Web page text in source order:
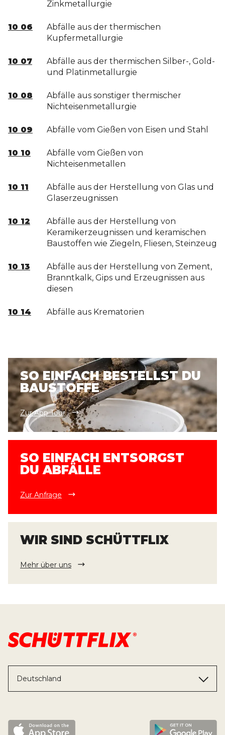
Zinkmetallurgie
10 06
Abfälle aus der thermischen
Kupfermetallurgie
10 07
Abfälle aus der thermischen Silber-, Gold-
und Platinmetallurgie
10 08
Abfälle aus sonstiger thermischer
Nichteisenmetallurgie
10 09 Abfälle vom Gießen von Eisen und Stahl
10 10
Abfälle vom Gießen von
Nichteisenmetallen
10 11
Abfälle aus der Herstellung von Glas und
Glaserzeugnissen
10 12
Abfälle aus der Herstellung von
Keramikerzeugnissen und keramischen
Baustoffen wie Ziegeln, Fliesen, Steinzeug
10 13
Abfälle aus der Herstellung von Zement,
Branntkalk, Gips und Erzeugnissen aus
diesen
10 14 Abfälle aus Krematorien
SO EINFACH BESTELLST DU
BAUSTOFFE
Zur App Tour
SO EINFACH ENTSORGST
DU ABFÄLLE
Zur Anfrage
WIR SIND SCHÜTTFLIX
Mehr über uns
Deutschland